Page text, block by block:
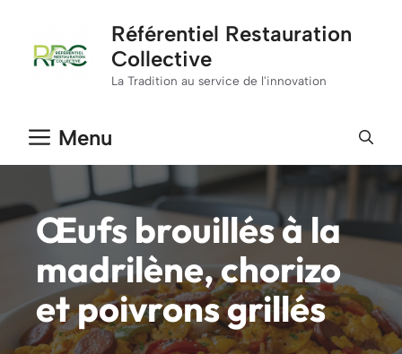
contenu
Référentiel Restauration
Collective
La Tradition au service de l'innovation
Menu
Œufs brouillés à la
madrilène, chorizo
et poivrons grillés